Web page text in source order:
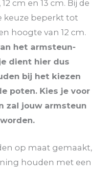
cm en 13 cm. Bij de
keuze beperkt tot
hoogte van 12 cm.
het armsteun-
dient hier dus
bij het kiezen
poten. Kies je voor
zal jouw armsteun
op maat gemaakt,
houden met een